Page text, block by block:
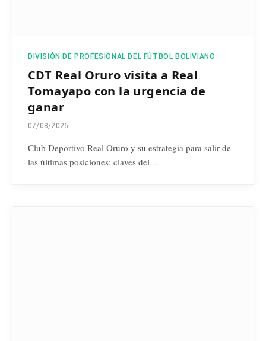
DIVISIÓN DE PROFESIONAL DEL FÚTBOL BOLIVIANO
CDT Real Oruro visita a Real
Tomayapo con la urgencia de
ganar
07/08/2026
Club Deportivo Real Oruro y su estrategia para salir de
las últimas posiciones: claves del…